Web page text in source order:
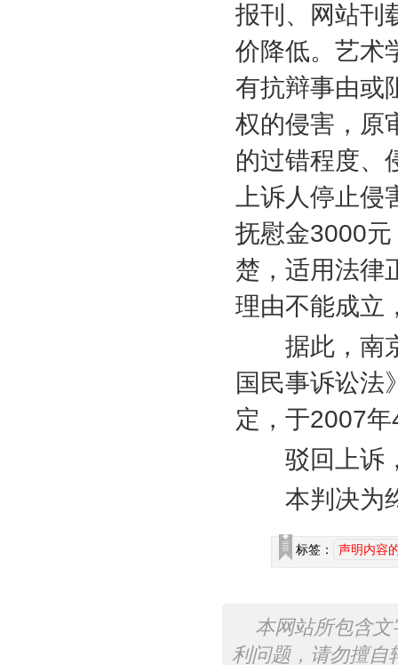
报刊、网站刊
价降低。艺术
有抗辩事由或
权的侵害，原
的过错程度、
上诉人停止
抚慰金3000
楚，适用法律
理由不能成立
据此，南京
国民事诉讼法
定，于2007年
驳回上诉
本判决为
标签： 声明内容
本网站所包含
利问题，请勿擅自